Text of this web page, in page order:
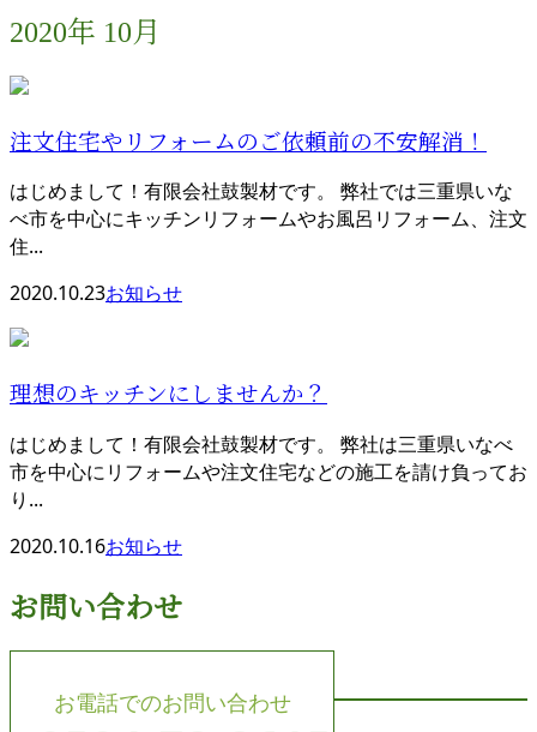
2020年 10月
注文住宅やリフォームのご依頼前の不安解消！
はじめまして！有限会社鼓製材です。 弊社では三重県いな
べ市を中心にキッチンリフォームやお風呂リフォーム、注文
住...
2020.10.23お知らせ
理想のキッチンにしませんか？
はじめまして！有限会社鼓製材です。 弊社は三重県いなべ
市を中心にリフォームや注文住宅などの施工を請け負ってお
り...
2020.10.16お知らせ
お問い合わせ
お電話でのお問い合わせ